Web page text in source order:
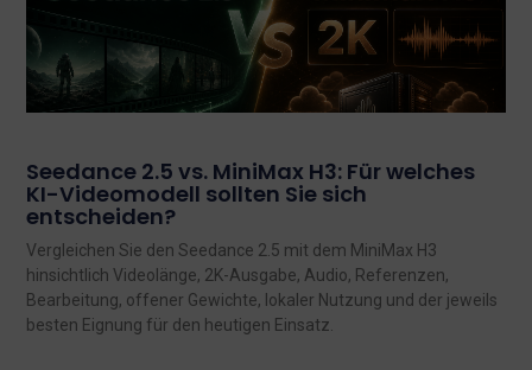
Seedance 2.5 vs. MiniMax H3: Für welches
KI-Videomodell sollten Sie sich
entscheiden?
Vergleichen Sie den Seedance 2.5 mit dem MiniMax H3
hinsichtlich Videolänge, 2K-Ausgabe, Audio, Referenzen,
Bearbeitung, offener Gewichte, lokaler Nutzung und der jeweils
besten Eignung für den heutigen Einsatz.